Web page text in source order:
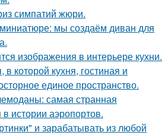
симпатий жюри.
мы создаём диван для
изображения в интерьере кухни.
в которой кухня, гостиная и
единое пространство.
самая странная
истории аэропортов.
и зарабатывать из любой